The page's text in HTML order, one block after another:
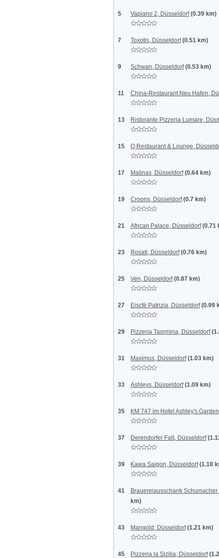
5 Vapiano 2, Düsseldorf (0.39 km)
7 Toxotis, Düsseldorf (0.51 km)
9 Schwan, Düsseldorf (0.53 km)
11 China-Restaurant Neu Hafen,
13 Ristorante Pizzeria Lumare,
15 Q Restaurant & Lounge,
17 Malinas, Düsseldorf (0.64 km)
19 Croons, Düsseldorf (0.7 km)
21 African Palace, Düsseldorf (0.71
23 Rosati, Düsseldorf (0.76 km)
25 Ven, Düsseldorf (0.87 km)
27 Eiscfé Patrizia, Düsseldorf (0.99
29 Pizzeria Taormina, Düsseldorf
31 Maximus, Düsseldorf (1.03 km)
33 Ashleys, Düsseldorf (1.09 km)
35 KM 747 im Hotel Ashley's
37 Derendorfer Faß, Düsseldorf
39 Kawa Saigon, Düsseldorf (1.18
41
Brauereiausschank
km)
43 Mangold, Düsseldorf (1.21 km)
45 Pizzeria la Sizilia, Düsseldorf